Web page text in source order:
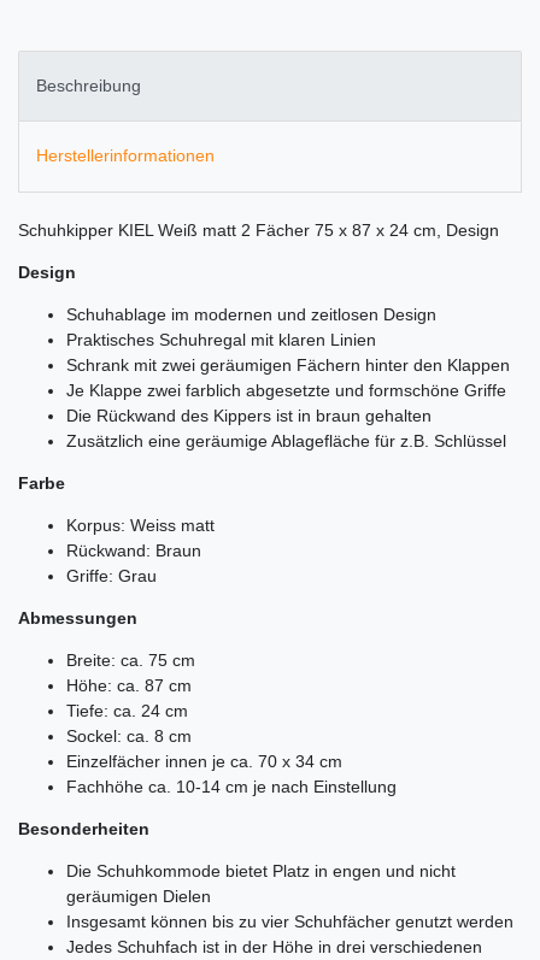
Beschreibung
Herstellerinformationen
Schuhkipper KIEL Weiß matt 2 Fächer 75 x 87 x 24 cm, Design
Design
Schuhablage im modernen und zeitlosen Design
Praktisches Schuhregal mit klaren Linien
Schrank mit zwei geräumigen Fächern hinter den Klappen
Je Klappe zwei farblich abgesetzte und formschöne Griffe
Die Rückwand des Kippers ist in braun gehalten
Zusätzlich eine geräumige Ablagefläche für z.B. Schlüssel
Farbe
Korpus: Weiss matt
Rückwand: Braun
Griffe: Grau
Abmessungen
Breite: ca. 75 cm
Höhe: ca. 87 cm
Tiefe: ca. 24 cm
Sockel: ca. 8 cm
Einzelfächer innen je ca. 70 x 34 cm
Fachhöhe ca. 10-14 cm je nach Einstellung
Besonderheiten
Die Schuhkommode bietet Platz in engen und nicht
geräumigen Dielen
Insgesamt können bis zu vier Schuhfächer genutzt werden
Jedes Schuhfach ist in der Höhe in drei verschiedenen